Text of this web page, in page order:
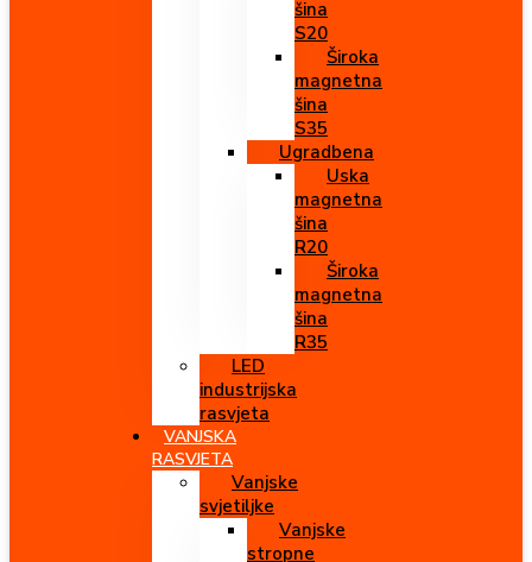
šina
S20
Široka
magnetna
šina
S35
Ugradbena
Uska
magnetna
šina
R20
Široka
magnetna
šina
R35
LED
industrijska
rasvjeta
VANJSKA
RASVJETA
Vanjske
svjetiljke
Vanjske
stropne